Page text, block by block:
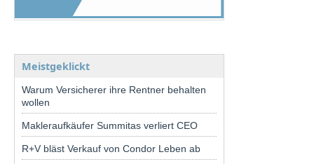
Meistgeklickt
Warum Versicherer ihre Rentner behalten
wollen
Makleraufkäufer Summitas verliert CEO
R+V bläst Verkauf von Condor Leben ab